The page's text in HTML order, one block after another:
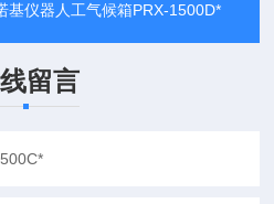
基仪器人工气候箱PRX-1500D*
留言